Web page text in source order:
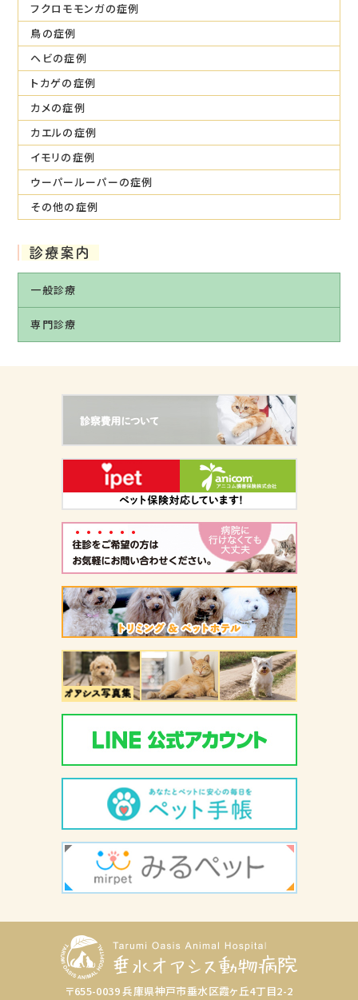
フクロモモンガの症例
鳥の症例
ヘビの症例
トカゲの症例
カメの症例
カエルの症例
イモリの症例
ウーパールーパーの症例
その他の症例
診療案内
一般診療
専門診療
〒655-0039 兵庫県神戸市垂水区霞ヶ丘4丁目2-2